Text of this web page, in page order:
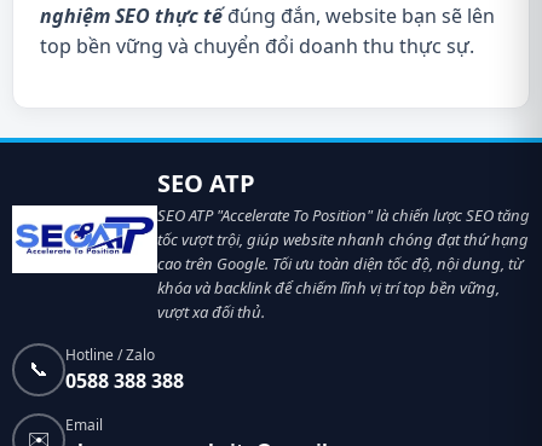
nghiệm SEO thực tếđúng đắn, website bạn sẽ lên
top bền vững và chuyển đổi doanh thu thực sự.
SEO ATP
SEO ATP "Accelerate To Position" là chiến lược SEO tăng
tốc vượt trội, giúp website nhanh chóng đạt thứ hạng
cao trên Google. Tối ưu toàn diện tốc độ, nội dung, từ
khóa và backlink để chiếm lĩnh vị trí top bền vững,
vượt xa đối thủ.
📞
Hotline / Zalo
0588 388 388
✉️
Email